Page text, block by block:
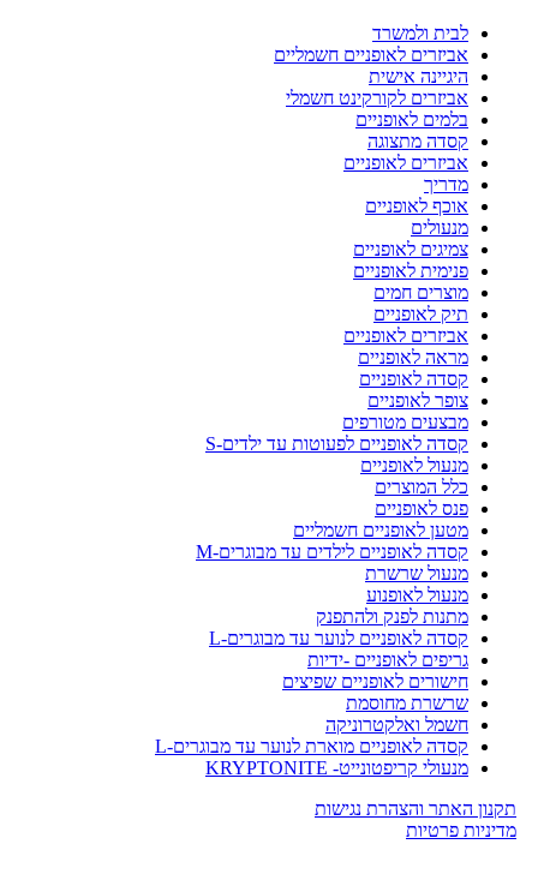
לבית ולמשרד
אביזרים לאופניים חשמליים
היגיינה אישית
אביזרים לקורקינט חשמלי
בלמים לאופניים
קסדה מתצוגה
אביזרים לאופניים
מדריך
אוכף לאופניים
מנעולים
צמיגים לאופניים
פנימית לאופניים
מוצרים חמים
תיק לאופניים
אביזרים לאופניים
מראה לאופניים
קסדה לאופניים
צופר לאופניים
מבצעים מטורפים
קסדה לאופניים לפעוטות עד ילדים-S
מנעול לאופניים
כלל המוצרים
פנס לאופניים
מטען לאופניים חשמליים
קסדה לאופניים לילדים עד מבוגרים-M
מנעול שרשרת
מנעול לאופנוע
מתנות לפנק ולהתפנק
קסדה לאופניים לנוער עד מבוגרים-L
גריפים לאופניים -ידיות
חישורים לאופניים שפיצים
שרשרת מחוסמת
חשמל ואלקטרוניקה
קסדה לאופניים מוארת לנוער עד מבוגרים-L
מנעולי קריפטונייט- KRYPTONITE
תקנון האתר והצהרת נגישות
מדיניות פרטיות